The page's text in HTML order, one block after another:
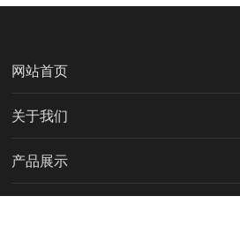
网站首页
关于我们
产品展示